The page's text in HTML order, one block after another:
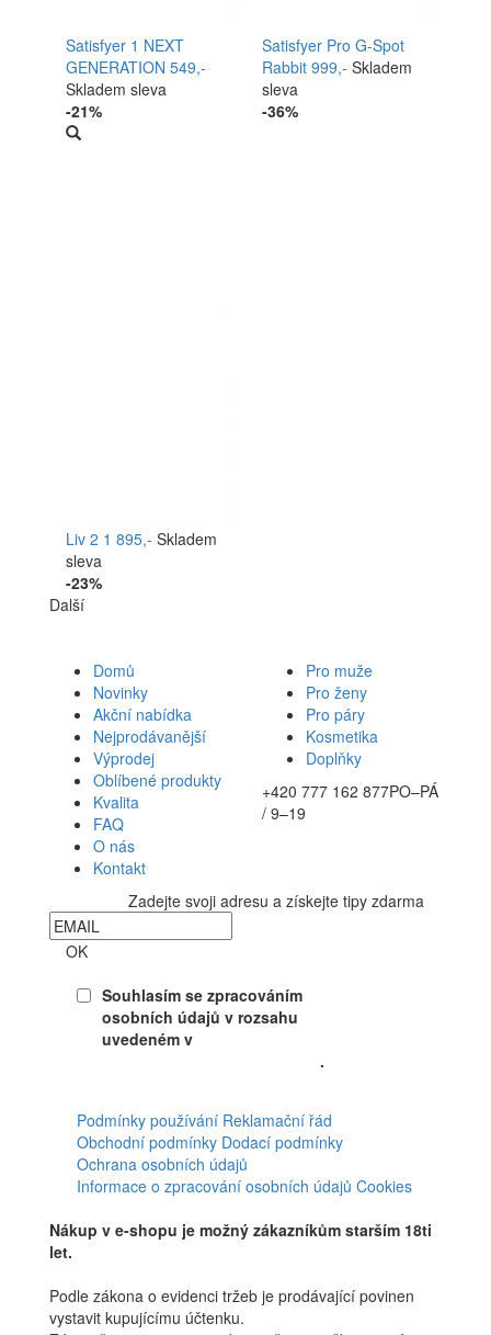
Satisfyer 1 NEXT
GENERATION 549,-
Skladem sleva
-21%
Satisfyer Pro G-Spot
Rabbit 999,- Skladem
sleva
-36%
Liv 2 1 895,- Skladem
sleva
-23%
Další
Domů
Novinky
Akční nabídka
Nejprodávanější
Výprodej
Oblíbené produkty
Kvalita
FAQ
O nás
Kontakt
Pro muže
Pro ženy
Pro páry
Kosmetika
Doplňky
+420 777 162 877PO–PÁ
/ 9–19
Zadejte svoji adresu a získejte tipy zdarma
OK
Souhlasím se zpracováním
osobních údajů v rozsahu
uvedeném v
.
Podmínky používání Reklamační řád
Obchodní podmínky Dodací podmínky
Ochrana osobních údajů
Informace o zpracování osobních údajů Cookies
Nákup v e-shopu je možný zákazníkům starším 18ti
let.
Podle zákona o evidenci tržeb je prodávající povinen
vystavit kupujícímu účtenku.